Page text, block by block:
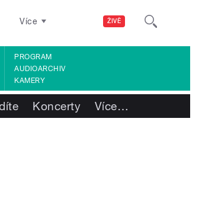
ŽIVĚ
Více
PROGRAM
AUDIOARCHIV
KAMERY
Koncerty Více…